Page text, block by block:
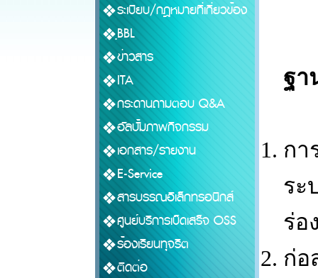
ระเบียบ/กฎหมายที่เกี่ยวข้อง
ฺฺBBL
ข่าวสาร
ITA
กระดานถามตอบ Q&A
อัลบั้มภาพกิจกรรม
เอกสาร/รายงาน
E-Service
สารบรรณอิเล็กทรอนิกส์
ศูนย์บริการเบ็ดเสร็จ OSS
ร้องเรียนทุจริต
ติดต่อ
ฐา
กา
ระ
ร่อ
ก่อ